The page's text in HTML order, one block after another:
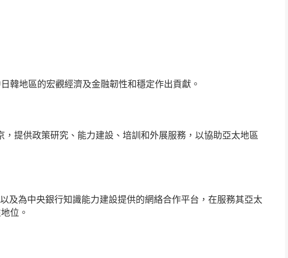
韓地區的宏觀經濟及金融韌性和穩定作出貢獻。
提供政策研究、能力建設、培訓和外展服務，以協助亞太地區
中心
及為中央銀行知識能力建設提供的網絡合作平台，在服務其亞太
位。